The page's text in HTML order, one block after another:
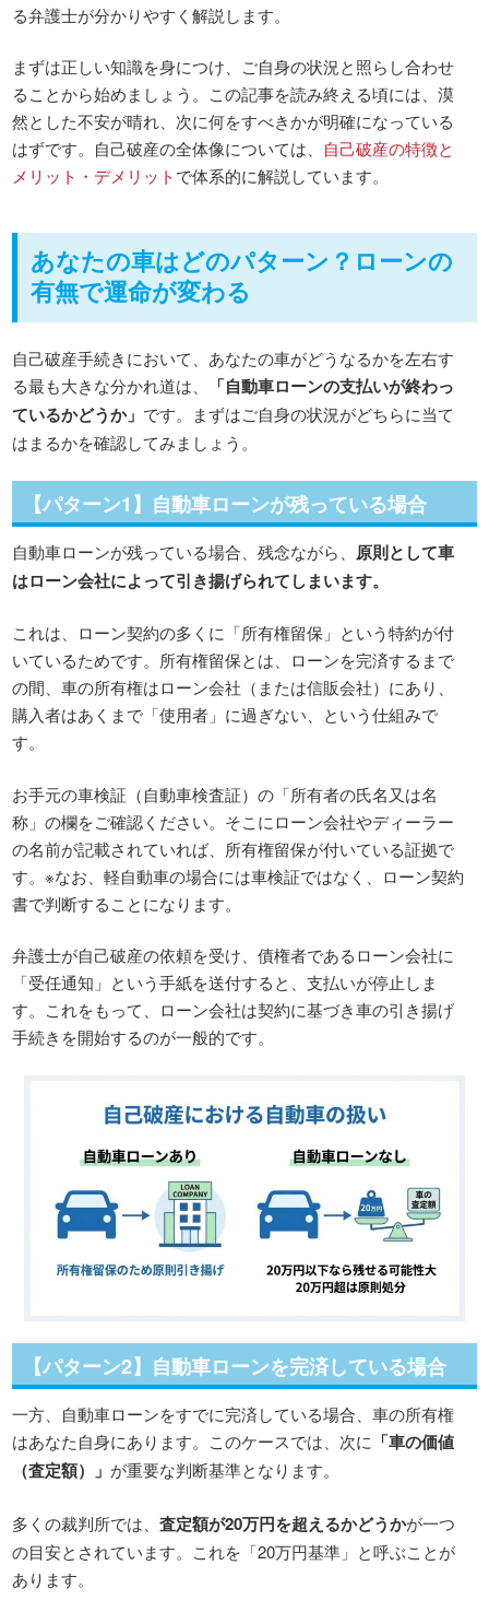
る弁護士が分かりやすく解説します。
まずは正しい知識を身につけ、ご自身の状況と照らし合わせ
ることから始めましょう。この記事を読み終える頃には、漠
然とした不安が晴れ、次に何をすべきかが明確になっている
はずです。自己破産の全体像については、 自己破産の特徴と
メリット・デメリットで体系的に解説しています。
あなたの車はどのパターン？ローンの
有無で運命が変わる
自己破産手続きにおいて、あなたの車がどうなるかを左右す
る最も大きな分かれ道は、
「自動車ローンの支払いが終わっ
ているかどうか」 です。まずはご自身の状況がどちらに当て
はまるかを確認してみましょう。
【パターン1】自動車ローンが残っている場合
自動車ローンが残っている場合、残念ながら、 原則として車
はローン会社によって引き揚げられてしまいます。
これは、ローン契約の多くに「所有権留保」という特約が付
いているためです。所有権留保とは、ローンを完済するまで
の間、車の所有権はローン会社（または信販会社）にあり、
購入者はあくまで「使用者」に過ぎない、という仕組みで
す。
お手元の車検証（自動車検査証）の「所有者の氏名又は名
称」の欄をご確認ください。そこにローン会社やディーラー
の名前が記載されていれば、所有権留保が付いている証拠で
す。※なお、軽自動車の場合には車検証ではなく、ローン契約
書で判断することになります。
弁護士が自己破産の依頼を受け、債権者であるローン会社に
「受任通知」という手紙を送付すると、支払いが停止しま
す。これをもって、ローン会社は契約に基づき車の引き揚げ
手続きを開始するのが一般的です。
【パターン2】自動車ローンを完済している場合
一方、自動車ローンをすでに完済している場合、車の所有権
はあなた自身にあります。このケースでは、次に 「車の価値
（査定額）」が重要な判断基準となります。
多くの裁判所では、査定額が20万円を超えるかどうかが一つ
の目安とされています。これを「20万円基準」と呼ぶことが
あります。